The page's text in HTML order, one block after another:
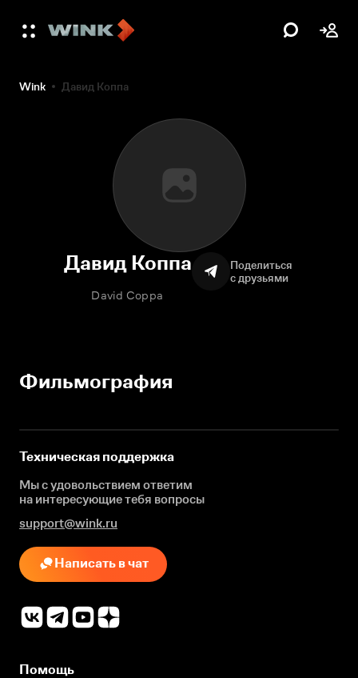
Wink Давид Коппа
Давид Коппа
David Coppa
Поделиться
с друзьями
Фильмография
Техническая поддержка
Мы с удовольствием ответим
на интересующиетебя вопросы
support@wink.ru
Написать в чат
Помощь